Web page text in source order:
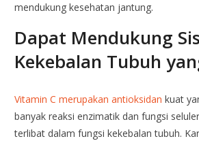
mendukung kesehatan jantung.
Dapat Mendukung
Kekebalan Tubuh
Vitamin C merupakanantioksidan kuat
banyak reaksi enzimatik dan fungsi
terlibat dalam fungsi kekebalan tubuh.